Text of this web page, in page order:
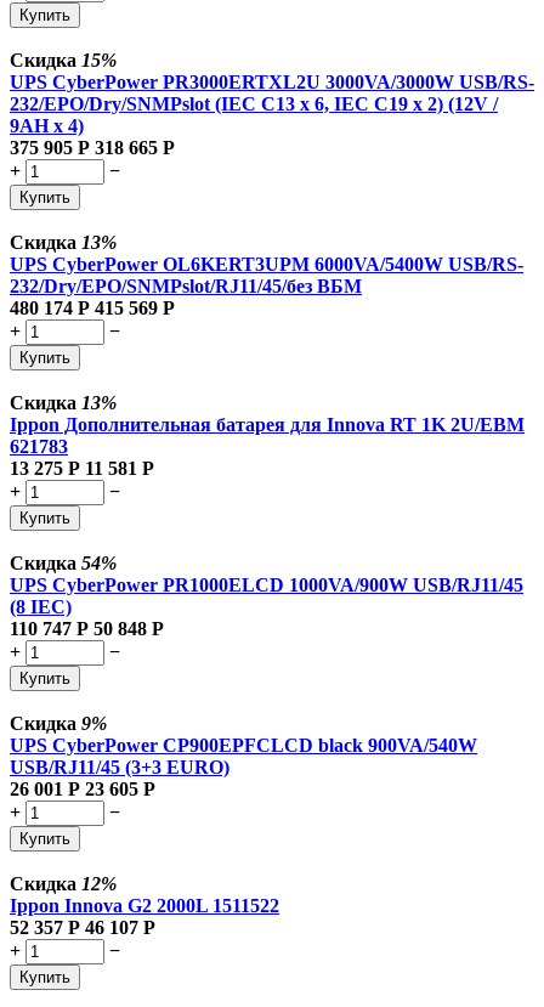
Купить
Скидка 15%
UPS CyberPower PR3000ERTXL2U 3000VA/3000W USB/RS-
232/EPO/Dry/SNMPslot (IEC C13 x 6, IEC C19 x 2) (12V /
9AH х 4)
375 905 Р 318 665 Р
+
−
Купить
Скидка 13%
UPS CyberPower OL6KERT3UPM 6000VA/5400W USB/RS-
232/Dry/EPO/SNMPslot/RJ11/45/без ВБМ
480 174 Р 415 569 Р
+
−
Купить
Скидка 13%
Ippon Дополнительная батарея для Innova RT 1K 2U/EBM
621783
13 275 Р 11 581 Р
+
−
Купить
Скидка 54%
UPS CyberPower PR1000ELCD 1000VA/900W USB/RJ11/45
(8 IEC)
110 747 Р 50 848 Р
+
−
Купить
Скидка 9%
UPS CyberPower CP900EPFCLCD black 900VA/540W
USB/RJ11/45 (3+3 EURO)
26 001 Р 23 605 Р
+
−
Купить
Скидка 12%
Ippon Innova G2 2000L 1511522
52 357 Р 46 107 Р
+
−
Купить